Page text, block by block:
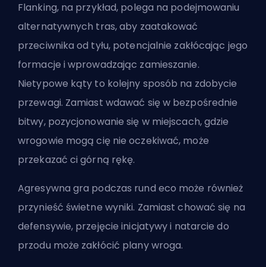
Flanking, na przykład, polega na podejmowaniu
alternatywnych tras, aby zaatakować
przeciwnika od tyłu, potencjalnie zakłócając jego
formacje i wprowadzając zamieszanie.
Nietypowe kąty to kolejny sposób na zdobycie
przewagi. Zamiast wdawać się w bezpośrednie
bitwy, pozycjonowanie się w miejscach, gdzie
wrogowie mogą cię nie oczekiwać, może
przekazać ci górną rękę.
Agresywna gra podczas rund eco może również
przynieść świetne wyniki. Zamiast chować się na
defensywie, przejęcie inicjatywy i natarcie do
przodu może zakłócić plany wroga.